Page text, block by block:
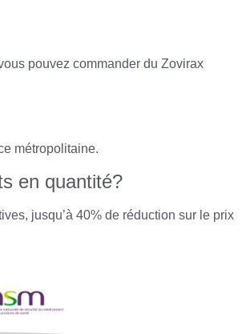
pouvez commander du Zovirax
métropolitaine.
en quantité?
jusqu’à 40% de réduction sur le prix